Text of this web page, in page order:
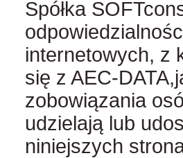
Spółka
internetowych, z
się z AEC-
zobowiązania
udzielają lub
niniejszych